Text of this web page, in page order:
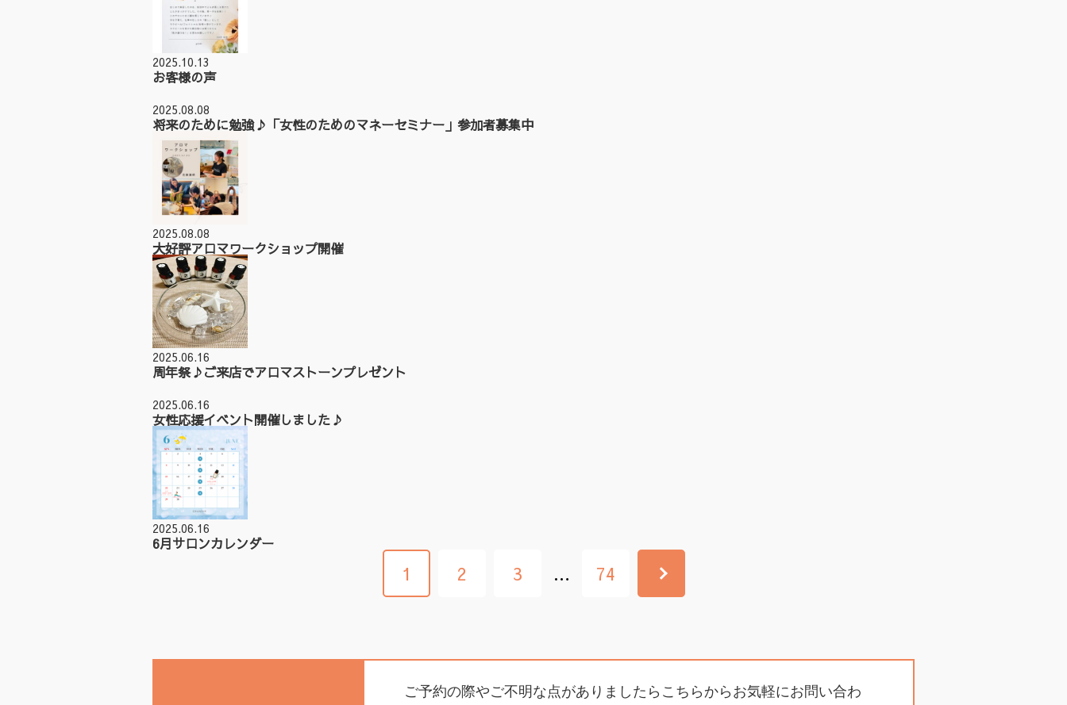
2025.10.13
お客様の声
2025.08.08
将来のために勉強♪「女性のためのマネーセミナー」参加者募集中
2025.08.08
大好評アロマワークショップ開催
2025.06.16
周年祭♪ご来店でアロマストーンプレゼント
2025.06.16
女性応援イベント開催しました♪
2025.06.16
6月サロンカレンダー
1 2 3 … 74
ご予約の際やご不明な点がありましたらこちらからお気軽にお問い合わ